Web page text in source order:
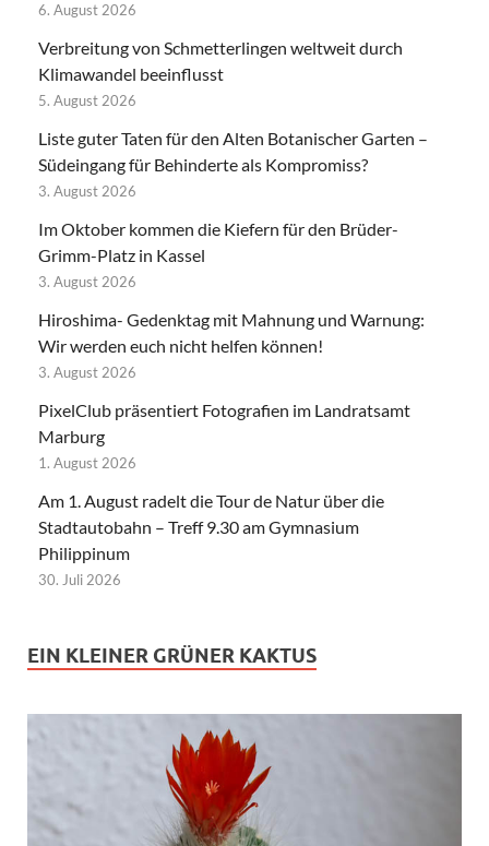
6. August 2026
Verbreitung von Schmetterlingen weltweit durch
Klimawandel beeinflusst
5. August 2026
Liste guter Taten für den Alten Botanischer Garten –
Südeingang für Behinderte als Kompromiss?
3. August 2026
Im Oktober kommen die Kiefern für den Brüder-
Grimm-Platz in Kassel
3. August 2026
Hiroshima- Gedenktag mit Mahnung und Warnung:
Wir werden euch nicht helfen können!
3. August 2026
PixelClub präsentiert Fotografien im Landratsamt
Marburg
1. August 2026
Am 1. August radelt die Tour de Natur über die
Stadtautobahn – Treff 9.30 am Gymnasium
Philippinum
30. Juli 2026
EIN KLEINER GRÜNER KAKTUS